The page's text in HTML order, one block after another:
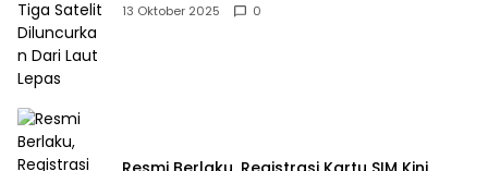
13 Oktober 2025 0